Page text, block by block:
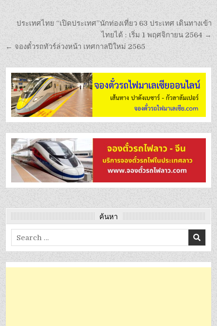
ประเทศไทย “เปิดประเทศ”นักท่องเที่ยว 63 ประเทศ เดินทางเข้า
ไทยได้ : เริ่ม 1 พฤศจิกายน 2564 →
← จองตั๋วรถทัวร์ล่วงหน้า เทศกาลปีใหม่ 2565
ค้นหา
Search
for: